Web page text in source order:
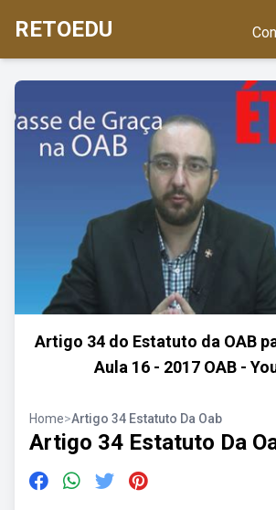
RETOEDU
Artigo 34 do Estatuto da OAB
Aula 16 - 2017 OAB -
Home>Artigo 34 Estatuto Da Oab
Artigo 34 Estatuto Da